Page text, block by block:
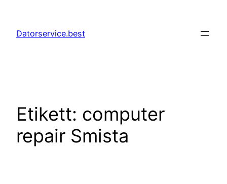
innehåll
Datorservice.best
Etikett: computer
repair Smista